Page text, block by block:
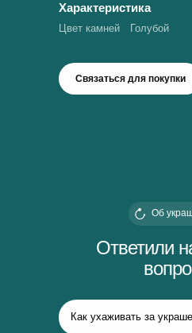
Связаться для покупки
Характеристика
Голубой
Цвет камней
Ответили
Об
Как ухаживать за